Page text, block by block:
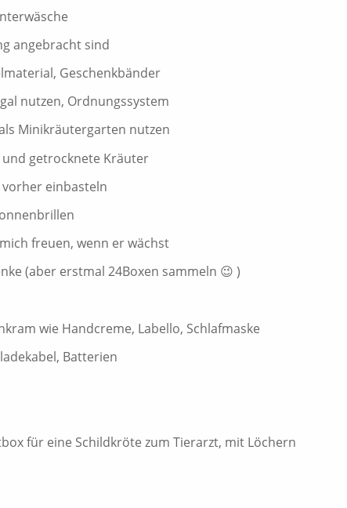
angebracht sind
Geschenkbänder
nutzen, Ordnungssystem
Minikräutergarten nutzen
getrocknete Kräuter
einbasteln
freuen, wenn er wächst
(aber erstmal 24Boxen sammeln 😉 )
wie Handcreme, Labello, Schlafmaske
Batterien
für eine Schildkröte zum Tierarzt, mit Löchern